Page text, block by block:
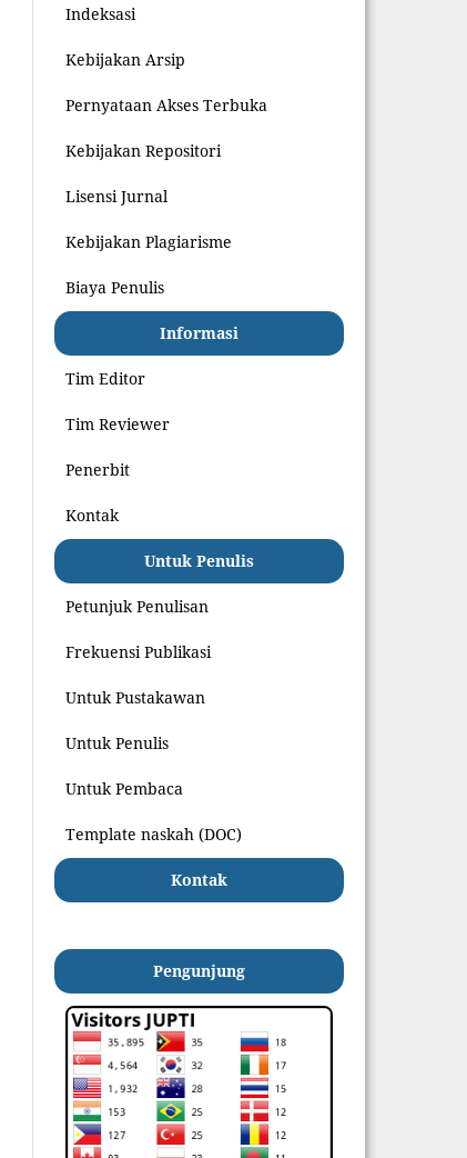
Indeksasi
Kebijakan Arsip
Pernyataan Akses Terbuka
Kebijakan Repositori
Lisensi Jurnal
Kebijakan Plagiarisme
Biaya Penulis
Informasi
Tim Editor
Tim Reviewer
Penerbit
Kontak
Untuk Penulis
Petunjuk Penulisan
Frekuensi Publikasi
Untuk Pustakawan
Untuk Penulis
Untuk Pembaca
Template naskah (DOC)
Kontak
Pengunjung